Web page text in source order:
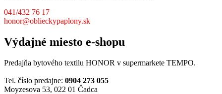
041/432 76 17
honor@oblieckypaplony.sk
Výdajné miesto e-shopu
Predajňa bytového textilu HONOR v supermarkete TEMPO.
Tel. číslo predajne: 0904 273 055
Moyzesova 53, 022 01 Čadca